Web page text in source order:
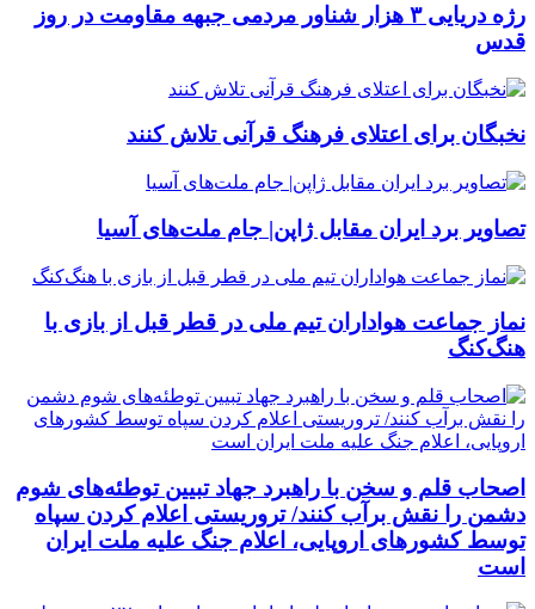
رژه دریایی ۳ هزار شناور مردمی جبهه مقاومت در روز
قدس
نخبگان برای اعتلای فرهنگ قرآنی تلاش کنند
تصاویر برد ایران مقابل ژاپن| جام ملت‌های آسیا
نماز جماعت هواداران تیم ملی در قطر قبل از بازی با
هنگ‌کنگ
اصحاب قلم و سخن با راهبرد جهاد تبیین توطئه‌های شوم
دشمن را نقش برآب کنند/ تروریستی اعلام کردن سپاه
توسط کشورهای اروپایی، اعلام جنگ علیه ملت ایران
است